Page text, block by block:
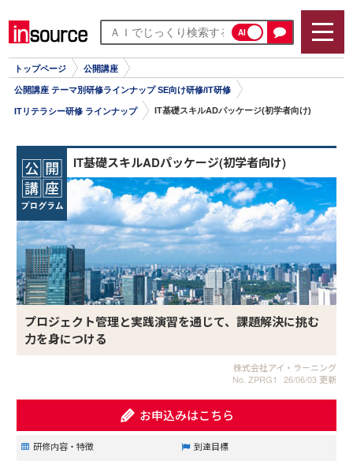
AI
トップページ 公開講座
公開講座 テーマ別研修ラインナップ SE向け研修/IT研修
ITリテラシー研修 ラインナップ IT基礎スキルADパッケージ(初学者向け)
IT基礎スキルADパッケージ(初学者向け)
プロジェクト管理と実践演習を通じて、課題解決に挑む
力を身につける
株式会社アイ・ラーニング
No. ZPRG1
26/06/03 更新
お申込みはこちら
研修内容・特徴
到達目標